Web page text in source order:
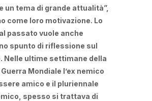
un tema di grande attualità”,
come loro motivazione. Lo
passato vuole anche
spunto di riflessione sul
Nelle ultime settimane della
Mondiale l’ex nemico
amico e il pluriennale
spesso si trattava di